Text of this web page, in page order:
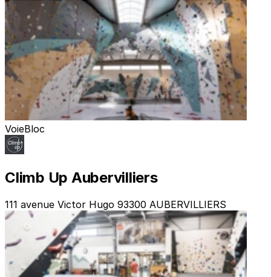
VoieBloc
Climb Up Aubervilliers
111 avenue Victor Hugo 93300 AUBERVILLIERS